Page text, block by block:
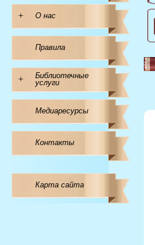
+ О нас
Правила
+
Библиотечные
услуги
Медиаресурсы
Контакты
Карта сайта